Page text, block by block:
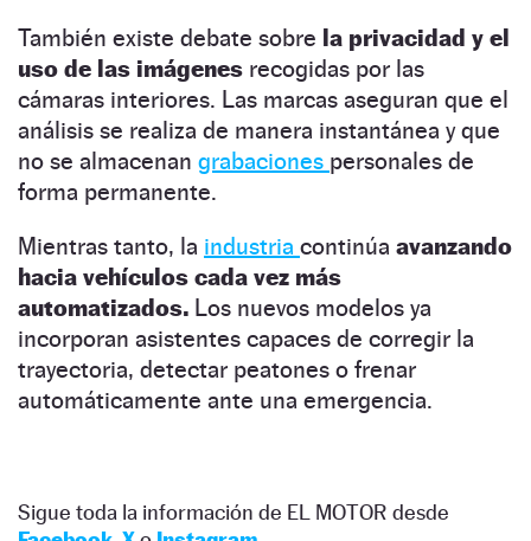
También existe debate sobre la privacidad y el
uso de las imágenes recogidas por las
cámaras interiores. Las marcas aseguran que el
análisis se realiza de manera instantánea y que
no se almacenan grabaciones personales de
forma permanente.
Mientras tanto, la industria continúa avanzando
hacia vehículos cada vez más
automatizados. Los nuevos modelos ya
incorporan asistentes capaces de corregir la
trayectoria, detectar peatones o frenar
automáticamente ante una emergencia.
Sigue toda la información de EL MOTOR desde